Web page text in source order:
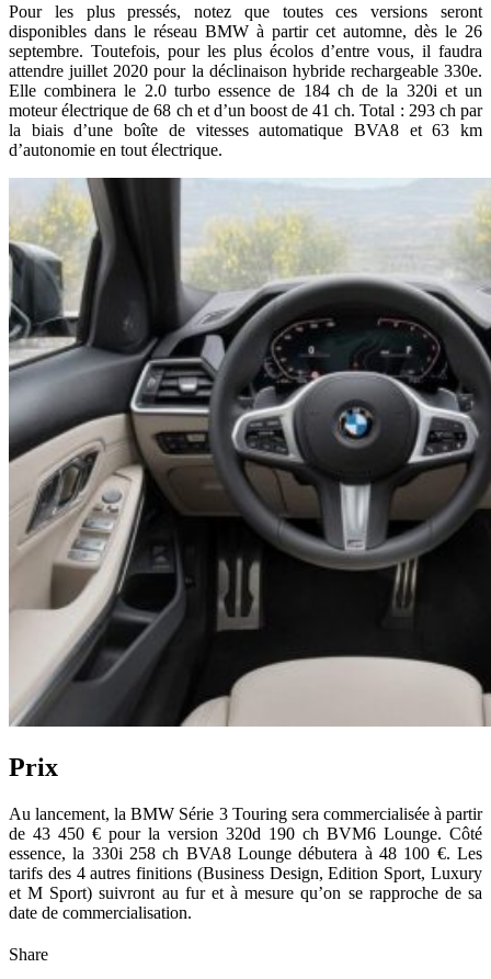
Pour les plus pressés, notez que toutes ces versions seront
disponibles dans le réseau BMW à partir cet automne, dès le 26
septembre. Toutefois, pour les plus écolos d’entre vous, il faudra
attendre juillet 2020 pour la déclinaison hybride rechargeable 330e.
Elle combinera le 2.0 turbo essence de 184 ch de la 320i et un
moteur électrique de 68 ch et d’un boost de 41 ch. Total : 293 ch par
la biais d’une boîte de vitesses automatique BVA8 et 63 km
d’autonomie en tout électrique.
Prix
Au lancement, la BMW Série 3 Touring sera commercialisée à partir
de 43 450 € pour la version 320d 190 ch BVM6 Lounge. Côté
essence, la 330i 258 ch BVA8 Lounge débutera à 48 100 €. Les
tarifs des 4 autres finitions (Business Design, Edition Sport, Luxury
et M Sport) suivront au fur et à mesure qu’on se rapproche de sa
date de commercialisation.
Share